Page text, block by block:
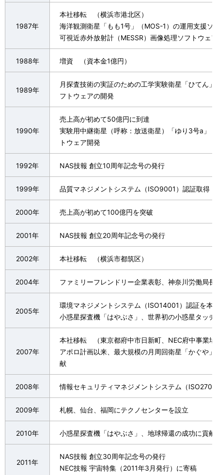
1987年
本社移転 （横浜市港北区）
海洋観測衛星「もも1号」（MOS-1）の運用支援ソ
可視近赤外放射計（MESSR）画像処理ソフトウェ
1988年 増資 （資本金1億円）
1989年
月探査技術の実証のための工学実験衛星「ひてん
フトウェアの開発
1990年
売上高が初めて50億円に到達
実験用中継衛星（呼称：放送衛星）「ゆり3号a」
トウェア開発
1992年 NAS技報 創立10周年記念号の発行
1999年 品質マネジメントシステム（ISO9001）認証取得
2000年 売上高が初めて100億円を突破
2001年 NAS技報 創立20周年記念号の発行
2002年 本社移転 （横浜市都筑区）
2004年 ファミリーフレンドリー企業表彰、神奈川労働局
2005年
環境マネジメントシステム（ISO14001）認証を本
小惑星探査機「はやぶさ」、世界初の小惑星タッ
2007年
本社移転 （東京都府中市日新町、NEC府中事業
アポロ計画以来、最大規模の月周回衛星「かぐや
献
2008年 情報セキュリティマネジメントシステム（
2009年 札幌、仙台、福岡にテクノセンターを設立
2010年 小惑星探査機「はやぶさ」、地球帰還の成功に貢献
2011年
NAS技報 創立30周年記念号の発行
NEC技報 宇宙特集（2011年3月発行）に寄稿